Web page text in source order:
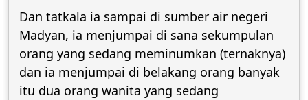
Dan tatkala ia sampai di sumber air negeri
Madyan, ia menjumpai di sana sekumpulan
orang yang sedang meminumkan (ternaknya)
dan ia menjumpai di belakang orang banyak
itu dua orang wanita yang sedang